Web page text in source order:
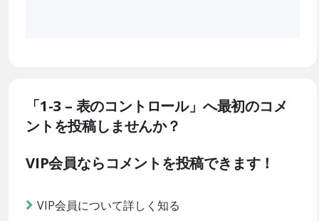
「1-3 – 表のコントロール」へ最初のコメ
ントを投稿しませんか？
VIP会員ならコメントを投稿できます！
VIP会員について詳しく知る